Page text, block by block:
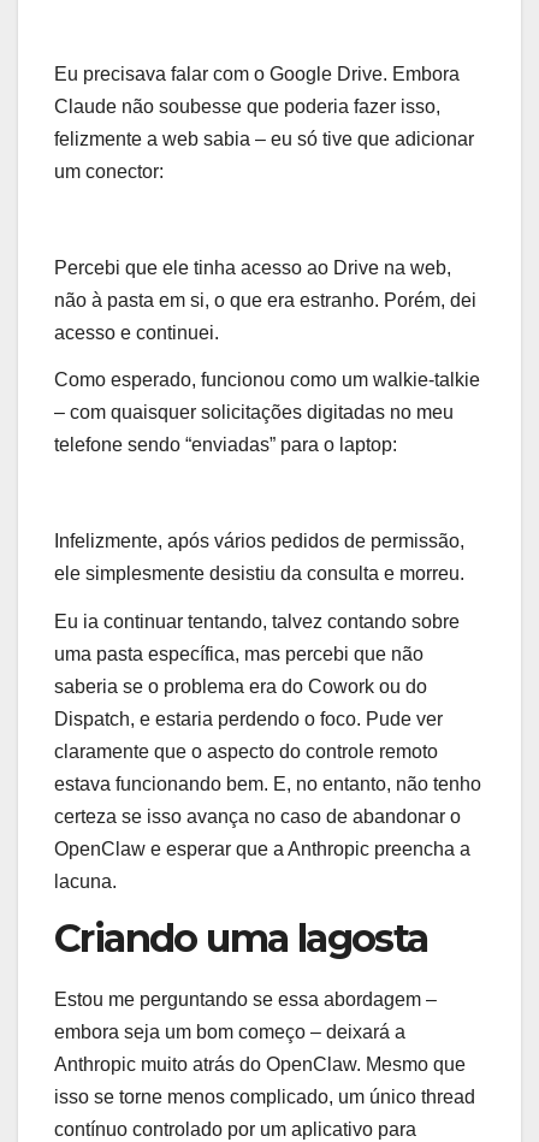
Eu precisava falar com o Google Drive. Embora
Claude não soubesse que poderia fazer isso,
felizmente a web sabia – eu só tive que adicionar
um conector:
Percebi que ele tinha acesso ao Drive na web,
não à pasta em si, o que era estranho. Porém, dei
acesso e continuei.
Como esperado, funcionou como um walkie-talkie
– com quaisquer solicitações digitadas no meu
telefone sendo “enviadas” para o laptop:
Infelizmente, após vários pedidos de permissão,
ele simplesmente desistiu da consulta e morreu.
Eu ia continuar tentando, talvez contando sobre
uma pasta específica, mas percebi que não
saberia se o problema era do Cowork ou do
Dispatch, e estaria perdendo o foco. Pude ver
claramente que o aspecto do controle remoto
estava funcionando bem. E, no entanto, não tenho
certeza se isso avança no caso de abandonar o
OpenClaw e esperar que a Anthropic preencha a
lacuna.
Criando uma lagosta
Estou me perguntando se essa abordagem –
embora seja um bom começo – deixará a
Anthropic muito atrás do OpenClaw. Mesmo que
isso se torne menos complicado, um único thread
contínuo controlado por um aplicativo para